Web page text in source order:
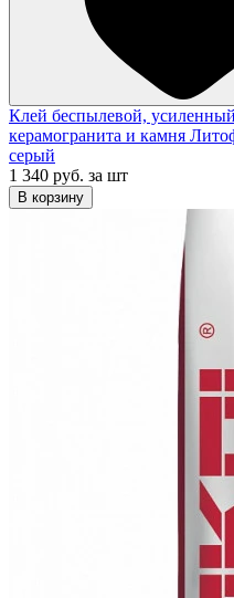
Клей беспылевой,
керамогранита и камня
серый
1 340 руб. за шт
В корзину